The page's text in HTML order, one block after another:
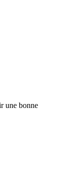
une bonne